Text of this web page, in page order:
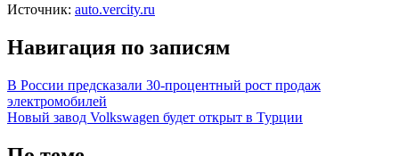
Источник: auto.vercity.ru
Навигация по записям
В России предсказали 30-процентный рост продаж
электромобилей
Новый завод Volkswagen будет открыт в Турции